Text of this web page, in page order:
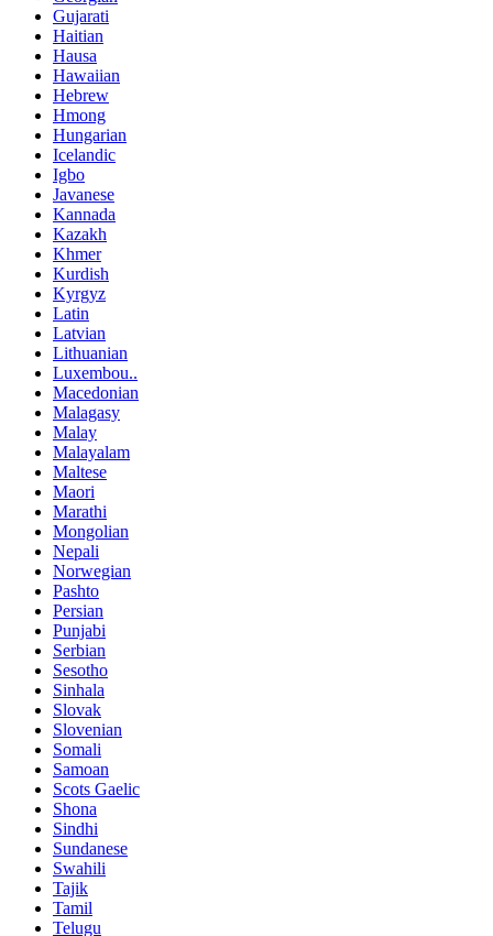
Gujarati
Haitian
Hausa
Hawaiian
Hebrew
Hmong
Hungarian
Icelandic
Igbo
Javanese
Kannada
Kazakh
Khmer
Kurdish
Kyrgyz
Latin
Latvian
Lithuanian
Luxembou..
Macedonian
Malagasy
Malay
Malayalam
Maltese
Maori
Marathi
Mongolian
Nepali
Norwegian
Pashto
Persian
Punjabi
Serbian
Sesotho
Sinhala
Slovak
Slovenian
Somali
Samoan
Scots Gaelic
Shona
Sindhi
Sundanese
Swahili
Tajik
Tamil
Telugu